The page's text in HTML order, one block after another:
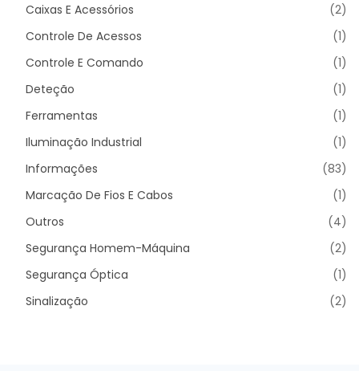
Caixas E Acessórios
(2)
Controle De Acessos
(1)
Controle E Comando
(1)
Deteção
(1)
Ferramentas
(1)
Iluminação Industrial
(1)
Informações
(83)
Marcação De Fios E Cabos
(1)
Outros
(4)
Segurança Homem-Máquina
(2)
Segurança Óptica
(1)
Sinalização
(2)